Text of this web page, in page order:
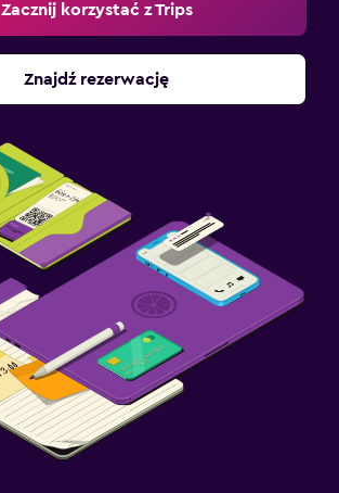
Zacznij korzystać z Trips
Znajdź rezerwację